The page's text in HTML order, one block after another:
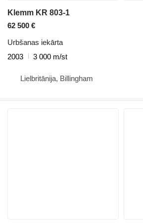
Klemm KR 803-1
62 500 €
Urbšanas iekārta
2003
3 000 m/st
Lielbritānija, Billingham